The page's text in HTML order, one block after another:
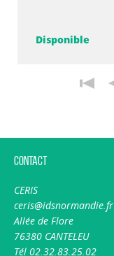
Disponible
Contact
CERIS
ceris@idsnormandie.fr
Allée de Flore
76380 CANTELEU
Tél 02.32.83.25.02